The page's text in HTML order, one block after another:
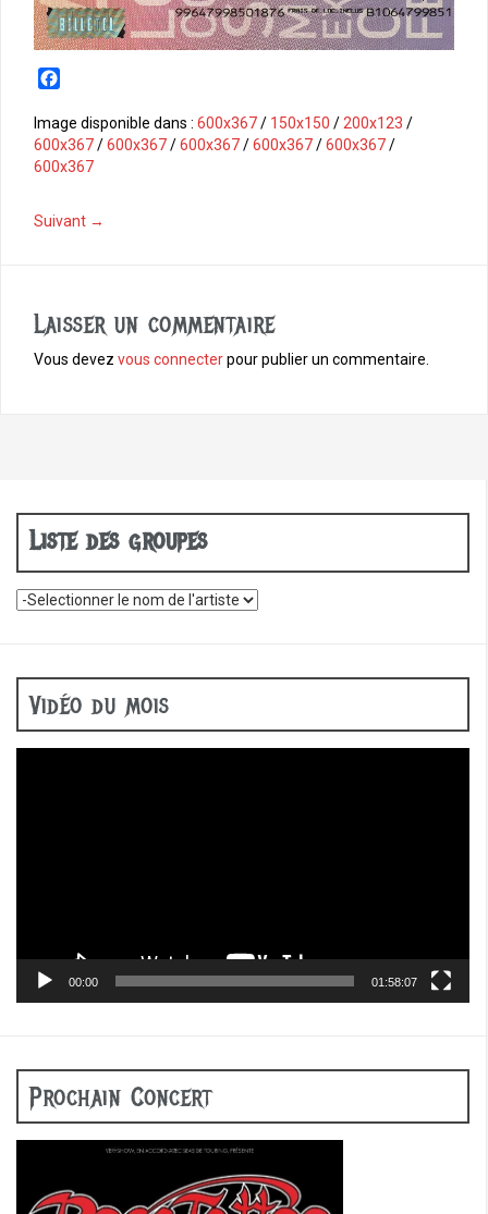
c
e
b
k
Image disponible dans : 600x367/ 150x150 /200x123 /
600x367/600x367/600x367/600x367/600x367/
600x367
Suivant →
Laisser un commentaire
Vous devez vous connecterpour publier un commentaire.
Liste des groupes
Vidéo du mois
00:00 01:58:07
Prochain Concert